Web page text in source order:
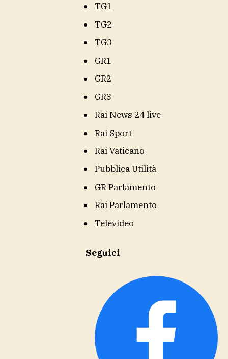
TG1
TG2
TG3
GR1
GR2
GR3
Rai News 24 live
Rai Sport
Rai Vaticano
Pubblica Utilità
GR Parlamento
Rai Parlamento
Televideo
Seguici